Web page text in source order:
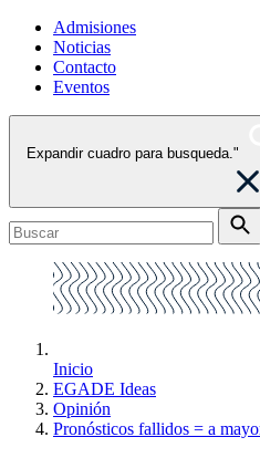
Admisiones
Noticias
Contacto
Eventos
Expandir cuadro para busqueda."
Inicio
EGADE Ideas
Opinión
Pronósticos fallidos = a